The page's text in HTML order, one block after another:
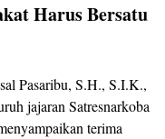
Harus Bersatu
Pasaribu, S.H., S.I.K.,
jajaran Satresnarkoba
terima